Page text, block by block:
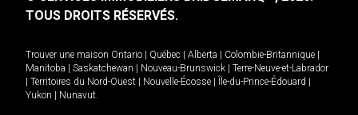
TOUS DROITS RÉSERVÉS.
Trouver une maison Ontario Québec Alberta Colombie-Britannique
Manitoba
Saskatchewan Nouveau-Brunswick
Terre-Neuve-et-Labrador
Territoires du Nord-Ouest Nouvelle-Écosse Île-du-Prince-Édouard
Yukon
Nunavut.